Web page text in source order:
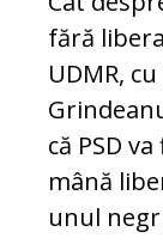
fără
UDMR,
că PSD
mână
unul